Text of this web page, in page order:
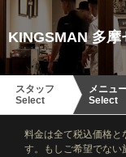
KINGSMAN 多摩
スタッフ
Select
メニュ
Select
料金は全て税込価格と
す。もしご希望でない